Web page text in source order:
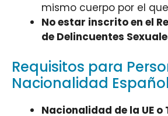
mismo cuerpo por el
No estar inscrito en el
de Delincuentes
Requisitos para
Nacionalidad
Nacionalidad de la UE